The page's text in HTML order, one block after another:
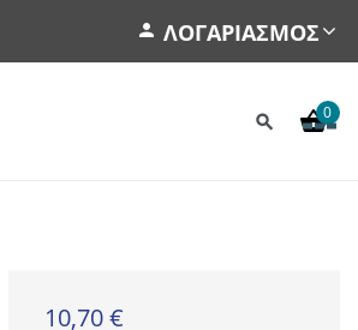
ΛΟΓΑΡΙΑΣΜΌΣ
0
10,70 €